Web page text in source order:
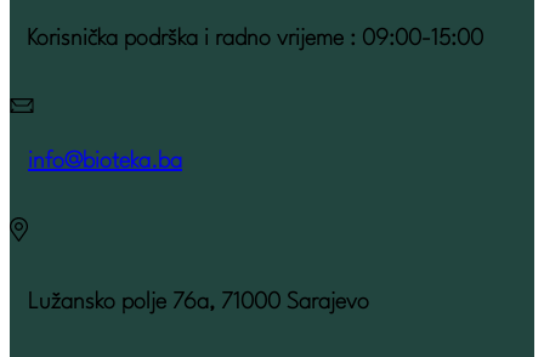
Korisnička podrška i radno vrijeme : 09:00-15:00
info@bioteka.ba
Lužansko polje 76a, 71000 Sarajevo